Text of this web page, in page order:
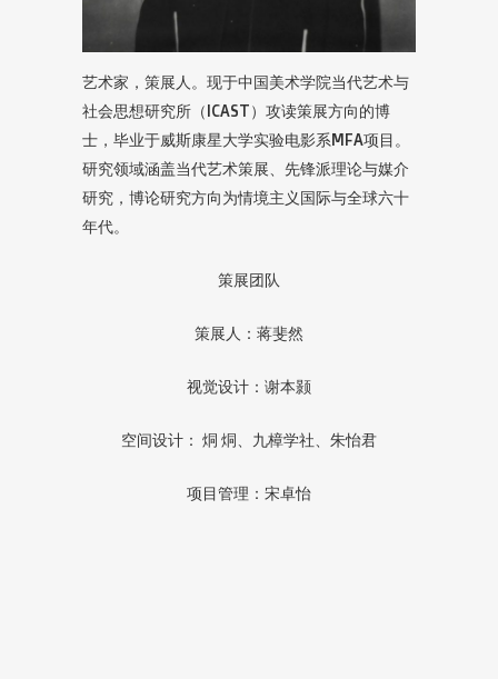
艺术家，策展人。现于中国美术学院当代艺术与
社会思想研究所（ICAST）攻读策展方向的博
士，毕业于威斯康星大学实验电影系MFA项目。
研究领域涵盖当代艺术策展、先锋派理论与媒介
研究，博论研究方向为情境主义国际与全球六十
年代。
策展团队
策展人：蒋斐然
视觉设计：谢本颢
空间设计： 烔 烔、九樟学社、朱怡君
项目管理：宋卓怡